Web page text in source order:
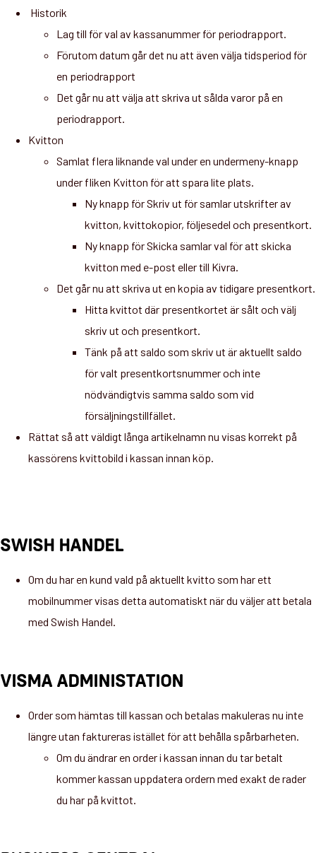
Historik
Lag till för val av kassanummer för periodrapport.
Förutom datum går det nu att även välja tidsperiod för
en periodrapport
Det går nu att välja att skriva ut sålda varor på en
periodrapport.
Kvitton
Samlat flera liknande val under en undermeny-knapp
under fliken Kvitton för att spara lite plats.
Ny knapp för Skriv ut för samlar utskrifter av
kvitton, kvittokopior, följesedel och presentkort.
Ny knapp för Skicka samlar val för att skicka
kvitton med e-post eller till Kivra.
Det går nu att skriva ut en kopia av tidigare presentkort.
Hitta kvittot där presentkortet är sålt och välj
skriv ut och presentkort.
Tänk på att saldo som skriv ut är aktuellt saldo
för valt presentkortsnummer och inte
nödvändigtvis samma saldo som vid
försäljningstillfället.
Rättat så att väldigt långa artikelnamn nu visas korrekt på
kassörens kvittobild i kassan innan köp.
SWISH HANDEL
Om du har en kund vald på aktuellt kvitto som har ett
mobilnummer visas detta automatiskt när du väljer att betala
med Swish Handel.
VISMA ADMINISTATION
Order som hämtas till kassan och betalas makuleras nu inte
längre utan faktureras istället för att behålla spårbarheten.
Om du ändrar en order i kassan innan du tar betalt
kommer kassan uppdatera ordern med exakt de rader
du har på kvittot.